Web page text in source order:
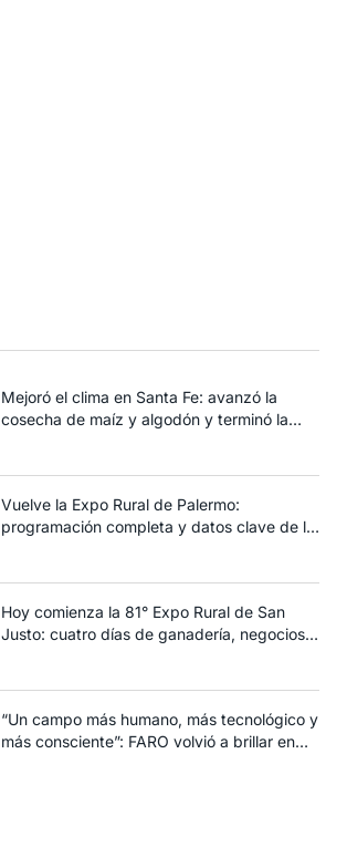
Mejoró el clima en Santa Fe: avanzó la
cosecha de maíz y algodón y terminó la
Vuelve la Expo Rural de Palermo:
programación completa y datos clave de la
Hoy comienza la 81° Expo Rural de San
Justo: cuatro días de ganadería, negocios y
“Un campo más humano, más tecnológico y
más consciente”: FARO volvió a brillar en